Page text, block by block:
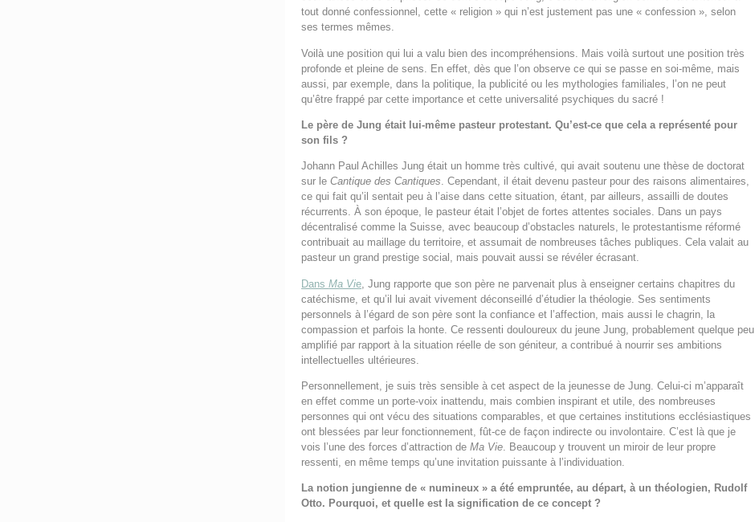
tout donné confessionnel, cette « religion » qui n’est justement pas une « confession », selon
ses termes mêmes.
Voilà une position qui lui a valu bien des incompréhensions. Mais voilà surtout une position très
profonde et pleine de sens. En effet, dès que l’on observe ce qui se passe en soi-même, mais
aussi, par exemple, dans la politique, la publicité ou les mythologies familiales, l’on ne peut
qu’être frappé par cette importance et cette universalité psychiques du sacré !
Le père de Jung était lui-même pasteur protestant. Qu’est-ce que cela a représenté pour
son fils ?
Johann Paul Achilles Jung était un homme très cultivé, qui avait soutenu une thèse de doctorat
sur leCantique des Cantiques. Cependant, il était devenu pasteur pour des raisons alimentaires,
ce qui fait qu’il sentait peu à l’aise dans cette situation, étant, par ailleurs, assailli de doutes
récurrents. À son époque, le pasteur était l’objet de fortes attentes sociales. Dans un pays
décentralisé comme la Suisse, avec beaucoup d’obstacles naturels, le protestantisme réformé
contribuait au maillage du territoire, et assumait de nombreuses tâches publiques. Cela valait au
pasteur un grand prestige social, mais pouvait aussi se révéler écrasant.
DansMa Vie , Jung rapporte que son père ne parvenait plus à enseigner certains chapitres du
catéchisme, et qu’il lui avait vivement déconseillé d’étudier la théologie. Ses sentiments
personnels à l’égard de son père sont la confiance et l’affection, mais aussi le chagrin, la
compassion et parfois la honte. Ce ressenti douloureux du jeune Jung, probablement quelque peu
amplifié par rapport à la situation réelle de son géniteur, a contribué à nourrir ses ambitions
intellectuelles ultérieures.
Personnellement, je suis très sensible à cet aspect de la jeunesse de Jung. Celui-ci m’apparaît
en effet comme un porte-voix inattendu, mais combien inspirant et utile, des nombreuses
personnes qui ont vécu des situations comparables, et que certaines institutions ecclésiastiques
ont blessées par leur fonctionnement, fût-ce de façon indirecte ou involontaire. C’est là que je
vois l’une des forces d’attraction deMa Vie . Beaucoup y trouvent un miroir de leur propre
ressenti, en même temps qu’une invitation puissante à l’individuation.
La notion jungienne de « numineux » a été empruntée, au départ, à un théologien, Rudolf
Otto. Pourquoi, et quelle est la signification de ce concept ?